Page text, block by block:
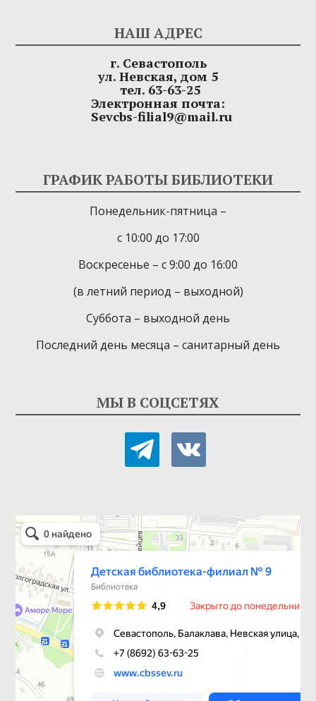
НАШ АДРЕС
г. Севастополь
ул. Невская, дом 5
тел. 63-63-25
Электронная почта:
Sevcbs-filial9@mail.ru
ГРАФИК РАБОТЫ БИБЛИОТЕКИ
Понедельник-пятница –
с 10:00 до 17:00
Воскресенье – с 9:00 до 16:00
(в летний период – выходной)
Суббота – выходной день
Последний день месяца – санитарный день
МЫ В СОЦСЕТЯХ
telegram vkontakte
Детская библиотека-филиал № 9
Библиотека в Севастополе